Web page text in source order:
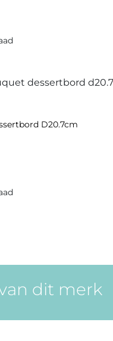
D20.7cm
dit merk